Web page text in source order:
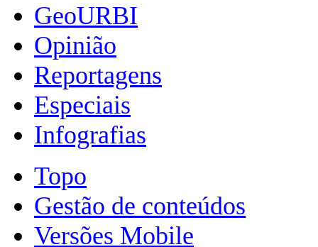
GeoURBI
Opinião
Reportagens
Especiais
Infografias
Topo
Gestão de conteúdos
Versões Mobile